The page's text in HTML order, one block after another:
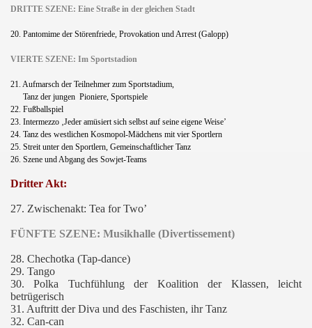
DRITTE SZENE: Eine Straße in der gleichen Stadt
20. Pantomime der Störenfriede, Provokation und Arrest (Galopp)
VIERTE SZENE: Im Sportstadion
21. Aufmarsch der Teilnehmer zum Sportstadium,
Tanz der jungen Pioniere, Sportspiele
22. Fußballspiel
23. Intermezzo ‚Jeder amüsiert sich selbst auf seine eigene Weise’
24. Tanz des westlichen Kosmopol-Mädchens mit vier Sportlern
25. Streit unter den Sportlern, Gemeinschaftlicher Tanz
26. Szene und Abgang des Sowjet-Teams
Dritter Akt:
27. Zwischenakt: Tea for Two’
FÜNFTE SZENE: Musikhalle (Divertissement)
28. Chechotka (Tap-dance)
29. Tango
30. Polka Tuchfühlung der Koalition der Klassen, leicht
betrügerisch
31. Auftritt der Diva und des Faschisten, ihr Tanz
32. Can-can